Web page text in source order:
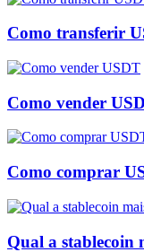
Como transferir
Como vender
Como comprar
Qual a stablecoin